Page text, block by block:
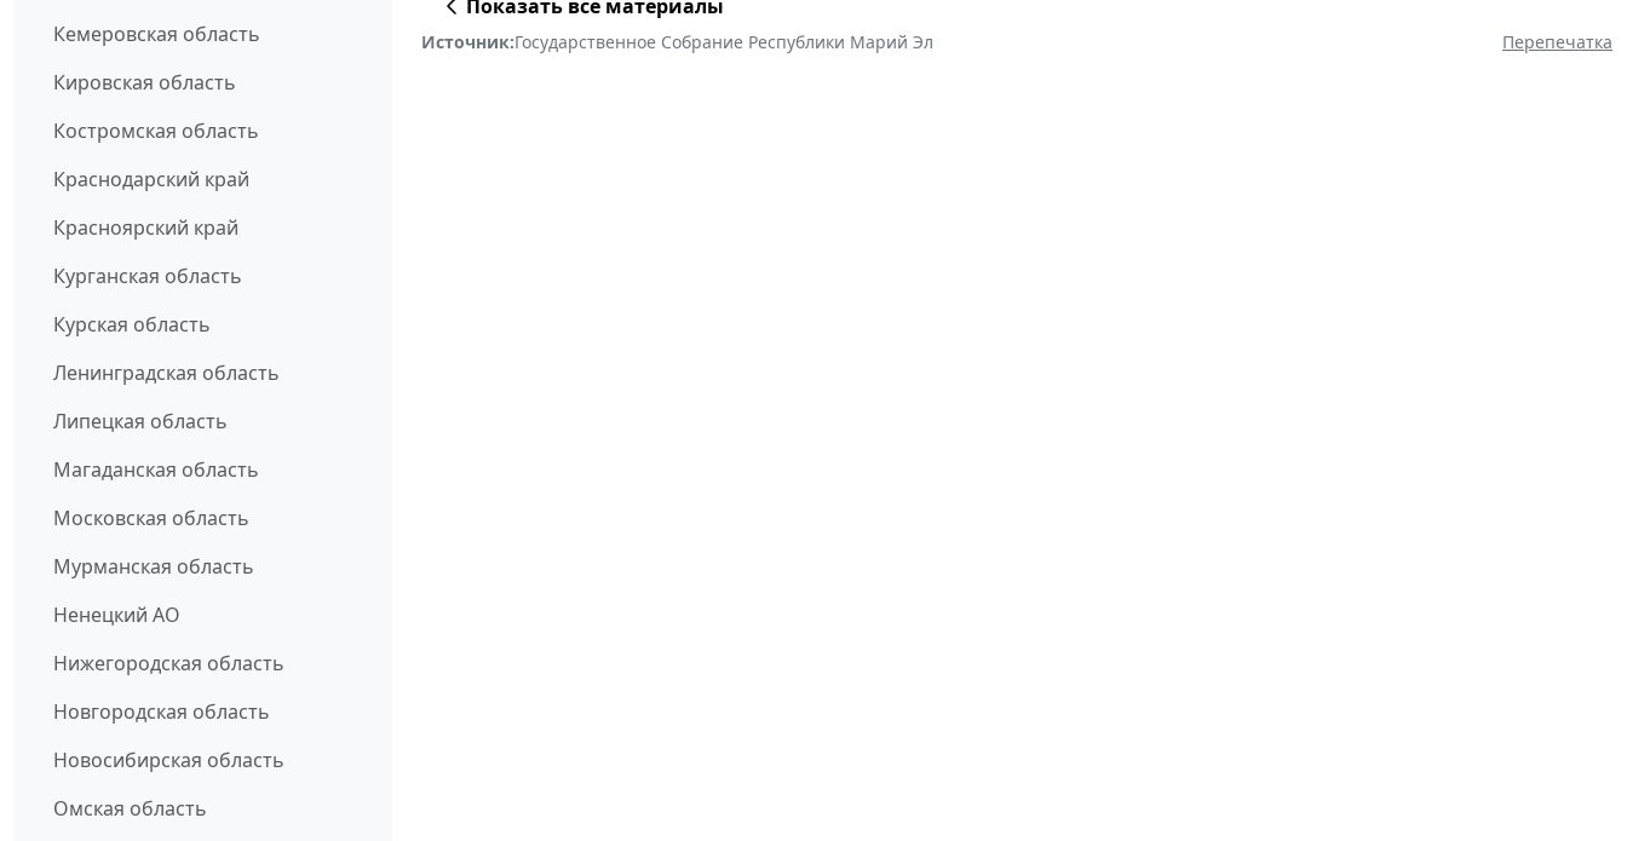
Кемеровская область
Кировская область
Костромская область
Краснодарский край
Красноярский край
Курганская область
Курская область
Ленинградская область
Липецкая область
Магаданская область
Московская область
Мурманская область
Ненецкий АО
Нижегородская область
Новгородская область
Новосибирская область
Омская область
Показать все материалы
Источник:Государственное Собрание Республики Марий Эл Перепечатка